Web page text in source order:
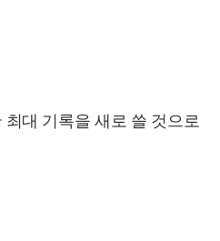
대 기록을 새로 쓸 것으로